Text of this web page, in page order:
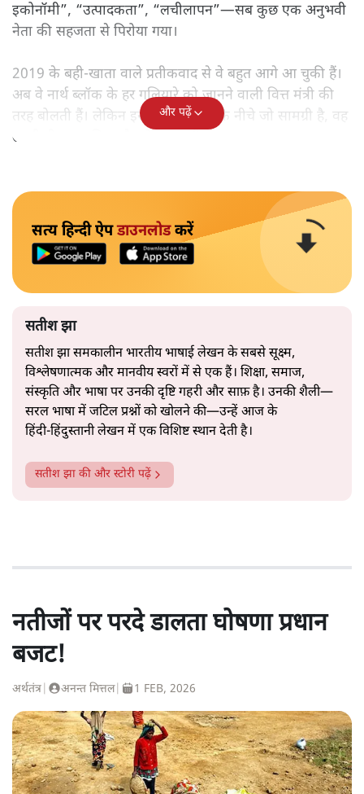
इकोनॉमी”, “उत्पादकता”, “लचीलापन”—सब कुछ एक अनुभवी
नेता की सहजता से पिरोया गया।
2019 के बही‑खाता वाले प्रतीकवाद से वे बहुत आगे आ चुकी हैं।
अब वे नार्थ ब्लॉक के हर गलियारे को जानने वाली वित्त मंत्री की
तरह बोलती हैं। लेकिन इस आत्मविश्वास के नीचे जो सामग्री है, वह
उतनी ही अनुमानित और दोहराव भरी।
और पढ़ें
सत्य हिन्दी ऐपडाउनलोडकरें
सतीश झा
सतीश झा समकालीन भारतीय भाषाई लेखन के सबसे सूक्ष्म,
विश्लेषणात्मक और मानवीय स्वरों में से एक हैं। शिक्षा, समाज,
संस्कृति और भाषा पर उनकी दृष्टि गहरी और साफ़ है। उनकी शैली—
सरल भाषा में जटिल प्रश्नों को खोलने की—उन्हें आज के
हिंदी‑हिंदुस्तानी लेखन में एक विशिष्ट स्थान देती है।
सतीश झा की और स्टोरी पढ़ें
नतीजों पर परदे डालता घोषणा प्रधान
बजट!
अर्थतंत्र अनन्त मित्तल| 1 FEB, 2026